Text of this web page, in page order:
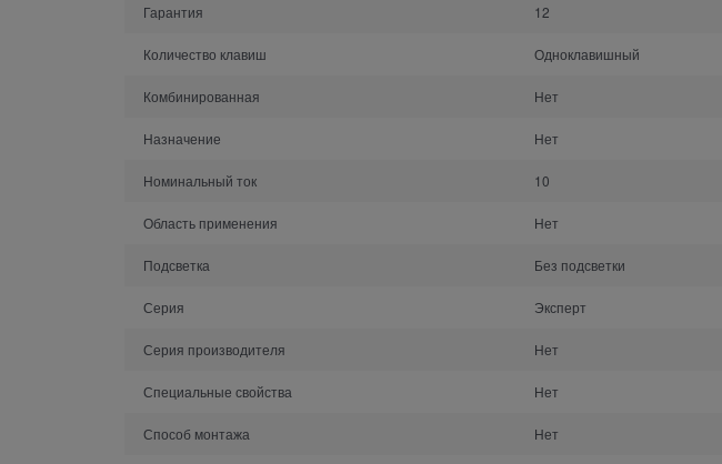
Гарантия 12
Количество клавиш Одноклавишный
Комбинированная Нет
Назначение Нет
Номинальный ток 10
Область применения Нет
Подсветка Без подсветки
Серия Эксперт
Серия производителя Нет
Специальные свойства Нет
Способ монтажа Нет